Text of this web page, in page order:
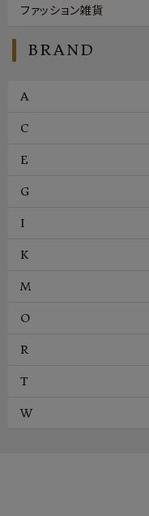
ファッション雑貨
BRAND
A
C
E
G
I
K
M
O
R
T
W